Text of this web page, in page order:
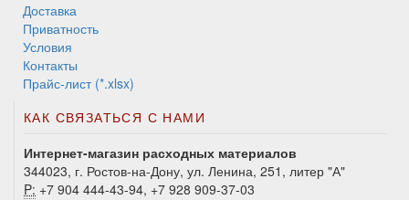
Доставка
Приватность
Условия
Контакты
Прайс-лист (*.xlsx)
КАК СВЯЗАТЬСЯ С НАМИ
Интернет-магазин расходных материалов
344023, г. Ростов-на-Дону, ул. Ленина, 251, литер "А"
P: +7 904 444-43-94, +7 928 909-37-03